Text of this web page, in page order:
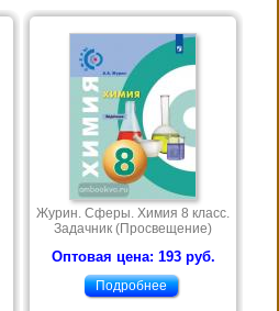
Журин. Сферы. Химия 8 класс.
Задачник (Просвещение)
Оптовая цена: 193 руб.
Подробнее